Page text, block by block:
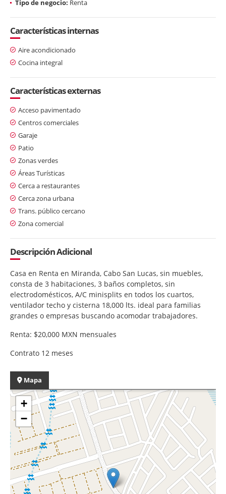
Tipo de negocio: Renta
Características internas
Aire acondicionado
Cocina integral
Características externas
Acceso pavimentado
Centros comerciales
Garaje
Patio
Zonas verdes
Áreas Turísticas
Cerca a restaurantes
Cerca zona urbana
Trans. público cercano
Zona comercial
Descripción Adicional
Casa en Renta en Miranda, Cabo San Lucas, sin muebles,
consta de 3 habitaciones, 3 baños completos, sin
electrodomésticos, A/C minisplits en todos los cuartos,
ventilador techo y cisterna 18,000 lts. ideal para familias
grandes o empresas buscando acomodar trabajadores.
Renta: $20,000 MXN mensuales
Contrato 12 meses
Mapa
+
−